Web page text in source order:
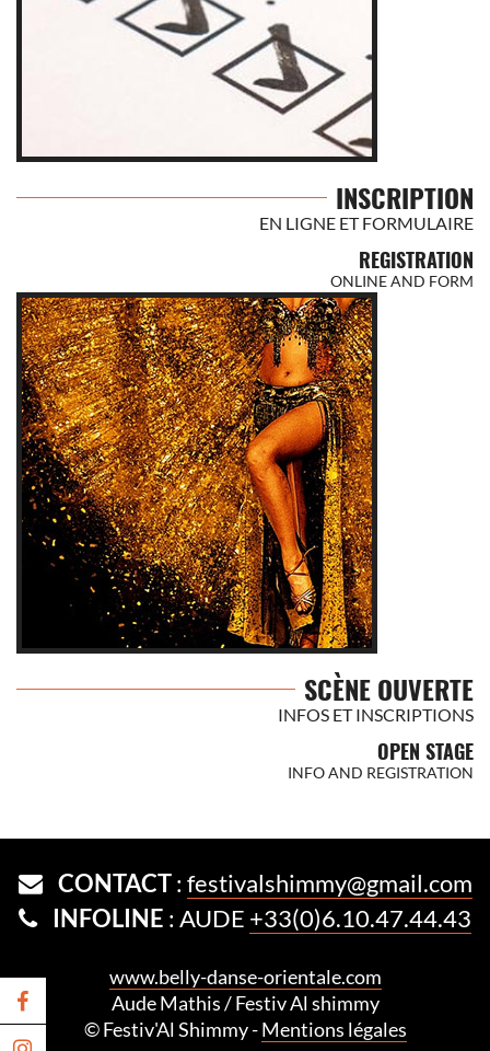
INSCRIPTION
EN LIGNE ET FORMULAIRE
REGISTRATION
ONLINE AND FORM
SCÈNE OUVERTE
INFOS ET INSCRIPTIONS
OPEN STAGE
INFO AND REGISTRATION
CONTACT: festivalshimmy@gmail.com
INFOLINE : AUDE +33(0)6.10.47.44.43
www.belly-danse-orientale.com
Aude Mathis / Festiv Al shimmy
© Festiv'Al Shimmy -Mentions légales